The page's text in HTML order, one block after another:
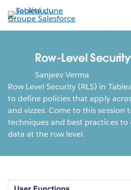
Aller
au
contenu
Row-Level
Sanjeev Verma
Row Level Security (RLS) in
to define policies that apply
and vizzes. Come to this session
techniques and best practices
data at the row level.